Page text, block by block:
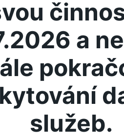
a
služeb.